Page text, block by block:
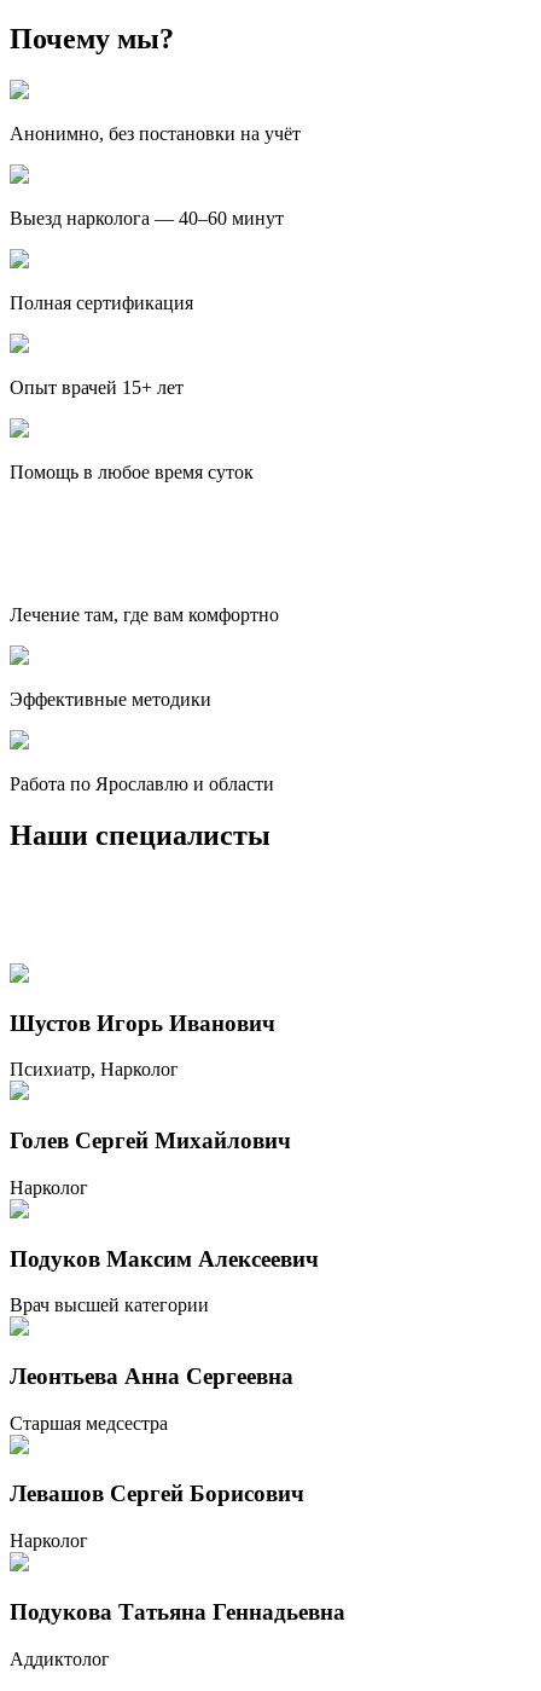
Почему мы?
Анонимно, без постановки на учёт
Выезд нарколога — 40–60 минут
Полная сертификация
Опыт врачей 15+ лет
Помощь в любое время суток
Лечение там, где вам комфортно
Эффективные методики
Работа по Ярославлю и области
Наши специалисты
Шустов Игорь Иванович
Психиатр, Нарколог
Голев Сергей Михайлович
Нарколог
Подуков Максим Алексеевич
Врач высшей категории
Леонтьева Анна Сергеевна
Старшая медсестра
Левашов Сергей Борисович
Нарколог
Подукова Татьяна Геннадьевна
Аддиктолог